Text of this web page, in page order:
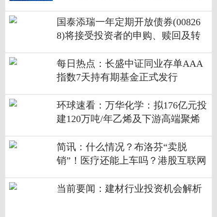
国泰添瑞一年定期开放债券(00826
8)将接受投资者的申购、赎回及转
每日热点：长盛中证同业存单AAA
指数7天持有期基金正式发行
环球速看：万华化学：拟176亿元投
建120万吨/年乙烯及下游高端聚烯
简讯：什么情况？布洛芬“卖脱
销”！医疗还能上车吗？港股互联网
首
当前要闻：建材行业投资机会解析